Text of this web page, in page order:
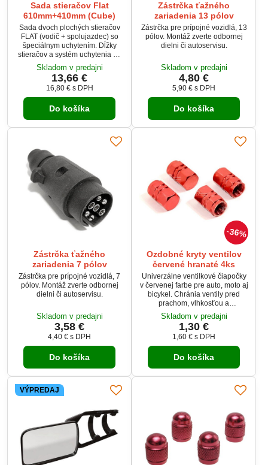
Sada stieračov Flat
610mm+410mm (Cube)
Sada dvoch plochých stieračov
FLAT (vodič + spolujazdec) so
špeciálnym uchytením. Dĺžky
stieračov a systém uchytenia na
ramienko sú prispôsobené
vybraným vozidlám (pozri
tabuľku použitie). Vysoko kvalitný
pružný člen plochého stierače
zaisťuje rovnomerný tlak
grafitového britu v celej jeho
rozmazávaniu nečistôt a
vytváranie pruhov. Tento typ
plochého stierače umožňuje
Skladom v predajni
13,66 €
16,80 € s DPH
Do košíka
Zástrčka ťažného
zariadenia 13 pólov
Zástrčka pre prípojné vozidlá, 13
pólov. Montáž zverte odbornej
dielni či autoservisu.
Skladom v predajni
4,80 €
5,90 € s DPH
Do košíka
Zástrčka ťažného
zariadenia 7 pólov
Zástrčka pre prípojné vozidlá, 7
pólov. Montáž zverte odbornej
dielni či autoservisu.
Skladom v predajni
3,58 €
4,40 € s DPH
Do košíka
36%
Ozdobné kryty ventilov
červené hranaté 4ks
Univerzálne ventilkové čiapočky
v červenej farbe pre auto, moto aj
bicykel. Chránia ventily pred
prachom, vlhkosťou a
poškodením. Jednoduchá
montáž bez náradia, pasujú na
všetky štandardné ventily
(Schrader). Sada obsahuje 4
kusy – praktické a štýlové
doplnky pre vaše vozidlo.
Skladom v predajni
1,30 €
1,60 € s DPH
Do košíka
VÝPREDAJ